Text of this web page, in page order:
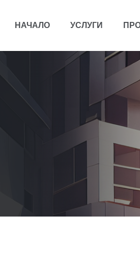
НАЧАЛО УСЛУГИ